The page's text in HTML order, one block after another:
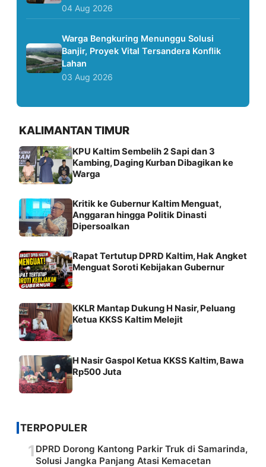
04 Aug 2026
Warga Bengkuring Menunggu Solusi
Banjir, Proyek Vital Tersandera Konflik
Lahan
03 Aug 2026
KALIMANTAN TIMUR
KPU Kaltim Sembelih 2 Sapi dan 3
Kambing, Daging Kurban Dibagikan ke
Warga
Kritik ke Gubernur Kaltim Menguat,
Anggaran hingga Politik Dinasti
Dipersoalkan
Rapat Tertutup DPRD Kaltim, Hak Angket
Menguat Soroti Kebijakan Gubernur
KKLR Mantap Dukung H Nasir, Peluang
Ketua KKSS Kaltim Melejit
H Nasir Gaspol Ketua KKSS Kaltim, Bawa
Rp500 Juta
TERPOPULER
1 DPRD Dorong Kantong Parkir Truk di Samarinda,
Solusi Jangka Panjang Atasi Kemacetan